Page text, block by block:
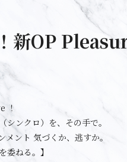
新OP
！
シンクロ）を、その手で。
メント 気づくか、逃すか。
委ねる。】